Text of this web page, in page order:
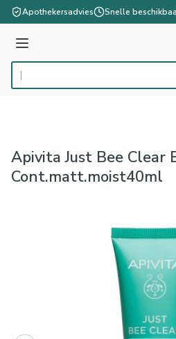
Ga naar de inhoud
Apothekersadvies Snelle
Menu
Product, merk, categorie...
Apivita Just Bee Clear
Cont.matt.moist40ml